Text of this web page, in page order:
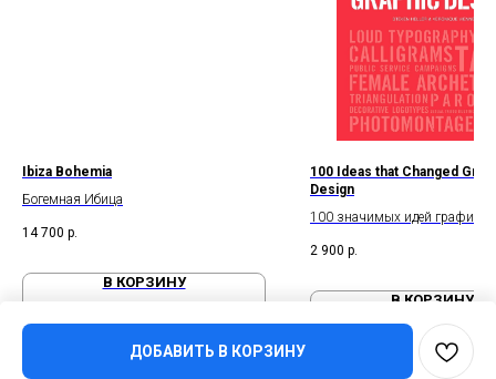
ДОБАВИТЬ В КОРЗИНУ
Ibiza Bohemia
Богемная Ибица
14 700 р.
В КОРЗИНУ
100 Ideas that Changed
Design
100 значимых идей
2 900 р.
В КОРЗИНУ